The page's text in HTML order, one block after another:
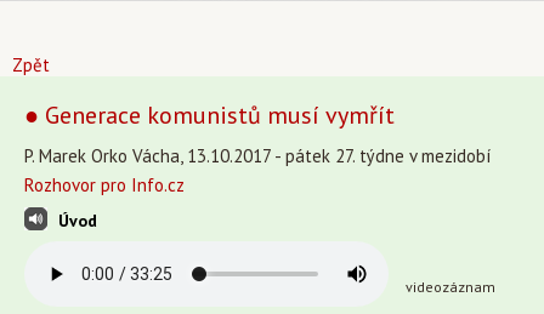
Zpět
● Generace komunistů musí vymřít
P. Marek Orko Vácha, 13.10.2017 - pátek 27. týdne v mezidobí
Rozhovor pro Info.cz
Úvod
videozáznam